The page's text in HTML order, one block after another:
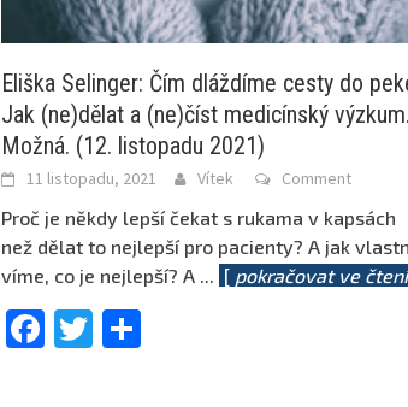
Eliška Selinger: Čím dláždíme cesty do
Jak (ne)dělat a (ne)číst medicínský výzkum.
Možná. (12. listopadu 2021)
11 listopadu, 2021 Vítek Comment
Proč je někdy lepší čekat s rukama v kapsách
než dělat to nejlepší pro pacienty? A jak
víme, co je nejlepší? A ... [ pokračovat ve čtení
Facebook
Twitter